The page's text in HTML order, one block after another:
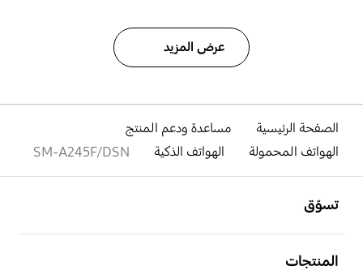
عرض المزيد
الصفحة الرئيسية
مساعدة ودعم المنتج
الهواتف المحمولة
الهواتف الذكية SM-A245F/DSN
تسوّق
المنتجات